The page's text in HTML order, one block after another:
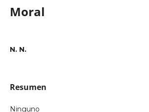
Moral
N. N.
Resumen
Ninguno